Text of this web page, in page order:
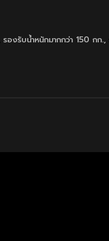
รองรับน้ำหนักมากกว่า 150 กก.,